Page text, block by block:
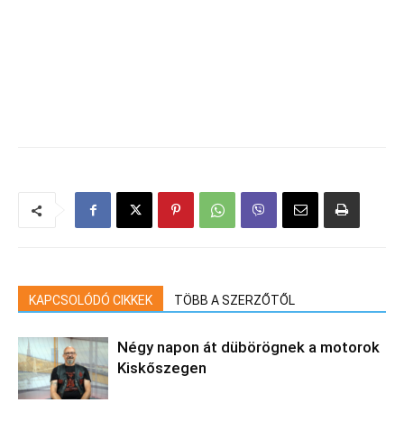
KAPCSOLÓDÓ CIKKEK TÖBB A SZERZŐTŐL
Négy napon át dübörögnek a motorok
Kiskőszegen